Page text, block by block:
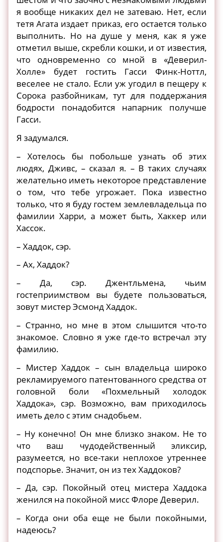
я вообще никаких дел не затеваю. Нет, если
тетя Агата издает приказ, его остается только
выполнить. Но на душе у меня, как я уже
отметил выше, скребли кошки, и от известия,
что одновременно со мной в «Деверил-
Холле» будет гостить Гасси Финк-Ноттл,
веселее не стало. Если уж угодил в пещеру к
Сорока разбойникам, тут для поддержания
бодрости понадобится напарник получше
Гасси.
Я задумался.
– Хотелось бы побольше узнать об этих
людях, Дживс, – сказал я. – В таких случаях
желательно иметь некоторое представление
о том, что тебе угрожает. Пока известно
только, что я буду гостем землевладельца по
фамилии Харри, а может быть, Хаккер или
Хассок.
– Хаддок, сэр.
– Ах, Хаддок?
– Да, сэр. Джентльмена, чьим
гостеприимством вы будете пользоваться,
зовут мистер Эсмонд Хаддок.
– Странно, но мне в этом слышится что-то
знакомое. Словно я уже где-то встречал эту
фамилию.
– Мистер Хаддок – сын владельца широко
рекламируемого патентованного средства от
головной боли «Похмельный холодок
Хаддока», сэр. Возможно, вам приходилось
иметь дело с этим снадобьем.
– Ну конечно! Он мне близко знаком. Не то
что ваш чудодейственный эликсир,
разумеется, но все-таки неплохое утреннее
подспорье. Значит, он из тех Хаддоков?
– Да, сэр. Покойный отец мистера Хаддока
женился на покойной мисс Флоре Деверил.
– Когда они оба еще не были покойными,
надеюсь?